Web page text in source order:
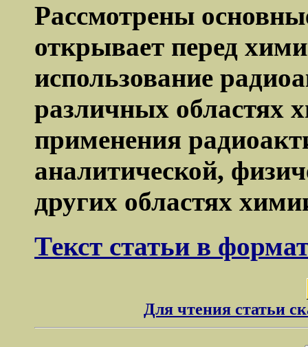
Рассмотрены
открывает перед
использование
различных областях
применения
аналитической,
других областях
Текст статьи в
Для чтения статьи